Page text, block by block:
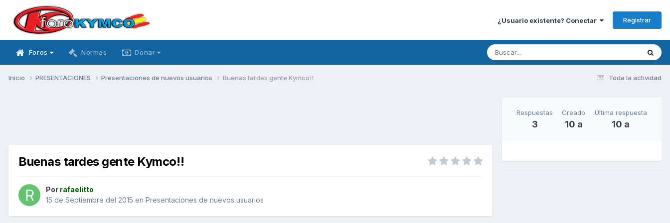
¿Usuario existente? Conectar Registrar
Foros Normas Donar
Toda la actividad
Inicio PRESENTACIONES Presentaciones de nuevos usuarios Buenas tardes gente Kymco!!
Buenas tardes gente Kymco!!
Por rafaelitto
15 de Septiembre del 2015 en Presentaciones de nuevos usuarios
Respuestas
3
Creado
10 a
Última respuesta
10 a